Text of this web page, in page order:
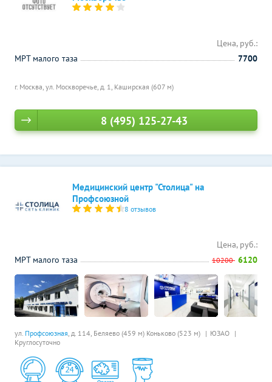
г. Москва, ул. Москворечье, д. 1, Каширская (607 м)
Цена, руб.:
МРТ малого таза
7700
8 (495) 125-27-43
Медицинский центр "Столица" на
Профсоюзной
8 отзывов
ул. Профсоюзная, д. 114, Беляево (459 м) Коньково (523 м)
ЮЗАО
Круглосуточно
Цена, руб.:
МРТ малого таза
10200 6120